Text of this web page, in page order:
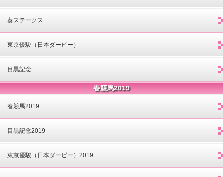
葵ステークス
東京優駿（日本ダービー）
目黒記念
春競馬2019
春競馬2019
目黒記念2019
東京優駿（日本ダービー）2019